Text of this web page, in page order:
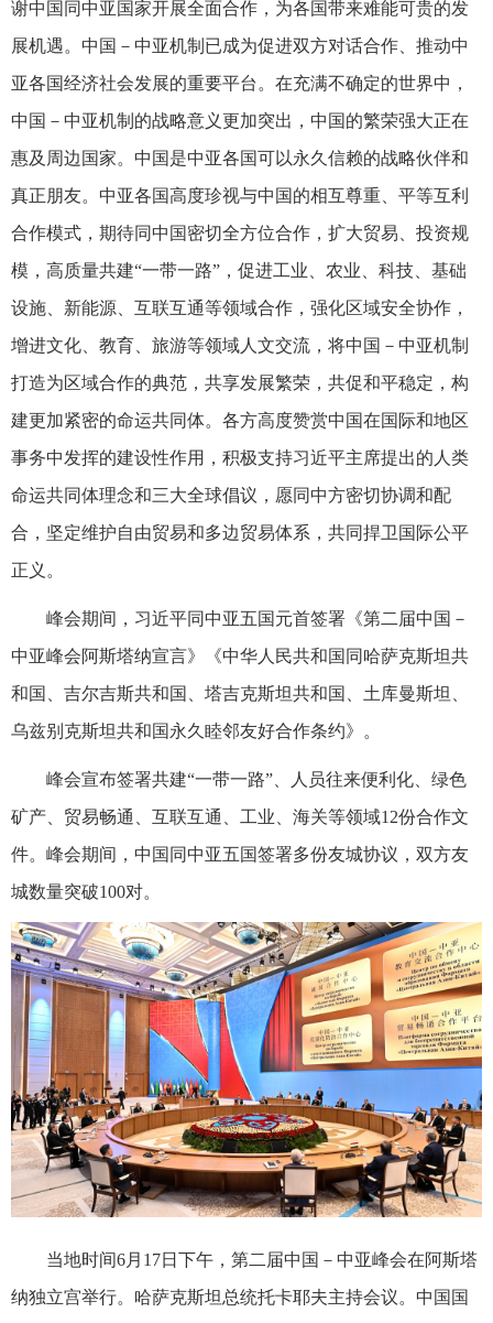
谢中国同中亚国家开展全面合作，为各国带来难能可贵的发
展机遇。中国－中亚机制已成为促进双方对话合作、推动中
亚各国经济社会发展的重要平台。在充满不确定的世界中，
中国－中亚机制的战略意义更加突出，中国的繁荣强大正在
惠及周边国家。中国是中亚各国可以永久信赖的战略伙伴和
真正朋友。中亚各国高度珍视与中国的相互尊重、平等互利
合作模式，期待同中国密切全方位合作，扩大贸易、投资规
模，高质量共建“一带一路”，促进工业、农业、科技、基础
设施、新能源、互联互通等领域合作，强化区域安全协作，
增进文化、教育、旅游等领域人文交流，将中国－中亚机制
打造为区域合作的典范，共享发展繁荣，共促和平稳定，构
建更加紧密的命运共同体。各方高度赞赏中国在国际和地区
事务中发挥的建设性作用，积极支持习近平主席提出的人类
命运共同体理念和三大全球倡议，愿同中方密切协调和配
合，坚定维护自由贸易和多边贸易体系，共同捍卫国际公平
正义。
峰会期间，习近平同中亚五国元首签署《第二届中国－
中亚峰会阿斯塔纳宣言》《中华人民共和国同哈萨克斯坦共
和国、吉尔吉斯共和国、塔吉克斯坦共和国、土库曼斯坦、
乌兹别克斯坦共和国永久睦邻友好合作条约》。
峰会宣布签署共建“一带一路”、人员往来便利化、绿色
矿产、贸易畅通、互联互通、工业、海关等领域12份合作文
件。峰会期间，中国同中亚五国签署多份友城协议，双方友
城数量突破100对。
当地时间6月17日下午，第二届中国－中亚峰会在阿斯塔
纳独立宫举行。哈萨克斯坦总统托卡耶夫主持会议。中国国